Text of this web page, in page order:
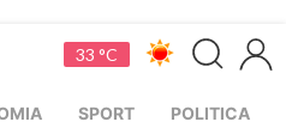
33 °C
SPORT POLITICA